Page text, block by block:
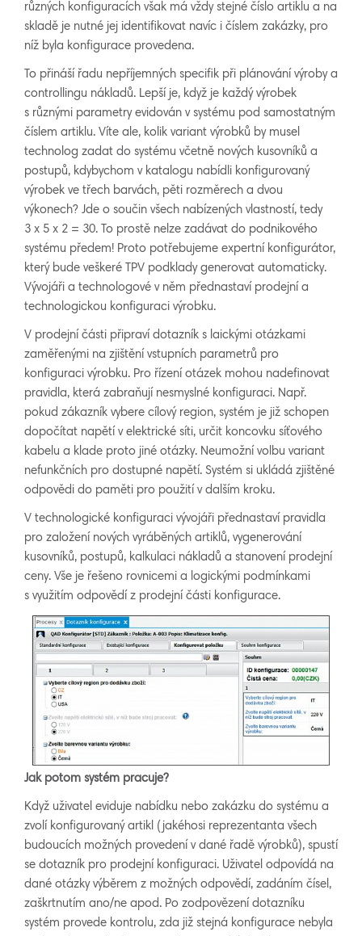
různých konfiguracích však má vždy stejné číslo artiklu a na
skladě je nutné jej identifikovat navíc i číslem zakázky, pro
níž byla konfigurace provedena.
To přináší řadu nepříjemných specifik při plánování výroby a
controllingu nákladů. Lepší je, když je každý výrobek
s různými parametry evidován v systému pod samostatným
číslem artiklu. Víte ale, kolik variant výrobků by musel
technolog zadat do systému včetně nových kusovníků a
postupů, kdybychom v katalogu nabídli konfigurovaný
výrobek ve třech barvách, pěti rozměrech a dvou
výkonech? Jde o součin všech nabízených vlastností, tedy
3 x 5 x 2 = 30. To prostě nelze zadávat do podnikového
systému předem! Proto potřebujeme expertní konfigurátor,
který bude veškeré TPV podklady generovat automaticky.
Vývojáři a technologové v něm přednastaví prodejní a
technologickou konfiguraci výrobku.
V prodejní části připraví dotazník s laickými otázkami
zaměřenými na zjištění vstupních parametrů pro
konfiguraci výrobku. Pro řízení otázek mohou nadefinovat
pravidla, která zabraňují nesmyslné konfiguraci. Např.
pokud zákazník vybere cílový region, systém je již schopen
dopočítat napětí v elektrické síti, určit koncovku síťového
kabelu a klade proto jiné otázky. Neumožní volbu variant
nefunkčních pro dostupné napětí. Systém si ukládá zjištěné
odpovědi do paměti pro použití v dalším kroku.
V technologické konfiguraci vývojáři přednastaví pravidla
pro založení nových vyráběných artiklů, vygenerování
kusovníků, postupů, kalkulaci nákladů a stanovení prodejní
ceny. Vše je řešeno rovnicemi a logickými podmínkami
s využitím odpovědí z prodejní části konfigurace.
Jak potom systém pracuje?
Když uživatel eviduje nabídku nebo zakázku do systému a
zvolí konfigurovaný artikl (jakéhosi reprezentanta všech
budoucích možných provedení v dané řadě výrobků), spustí
se dotazník pro prodejní konfiguraci. Uživatel odpovídá na
dané otázky výběrem z možných odpovědí, zadáním čísel,
zaškrtnutím ano/ne apod. Po zodpovězení dotazníku
systém provede kontrolu, zda již stejná konfigurace nebyla